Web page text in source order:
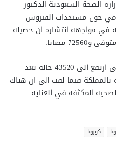
الصحة السعودية الدكتور
حول مستجدات الفيروس
في مواجهة انتشاره ان حصيلة
وأشار إلى ان عدد حالات التعافي ارتفع الى 43520 حالة بعد
حالة جديدة بالمملكة فيما لفت الى ان هناك
الصحية المكثفة في العناية
كورونا